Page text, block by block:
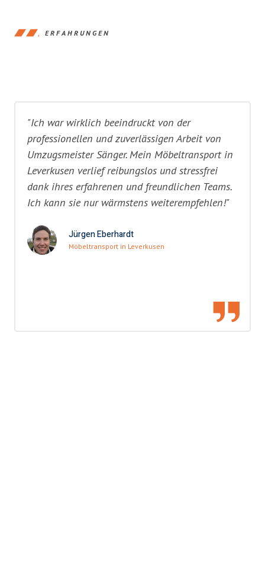
ERFAHRUNGEN
"Ich war wirklich beeindruckt von der
professionellen und zuverlässigen Arbeit von
Umzugsmeister Sänger. Mein Möbeltransport in
Leverkusen verlief reibungslos und stressfrei
dank ihres erfahrenen und freundlichen Teams.
Ich kann sie nur wärmstens weiterempfehlen!"
Jürgen Eberhardt
Möbeltransport in Leverkusen